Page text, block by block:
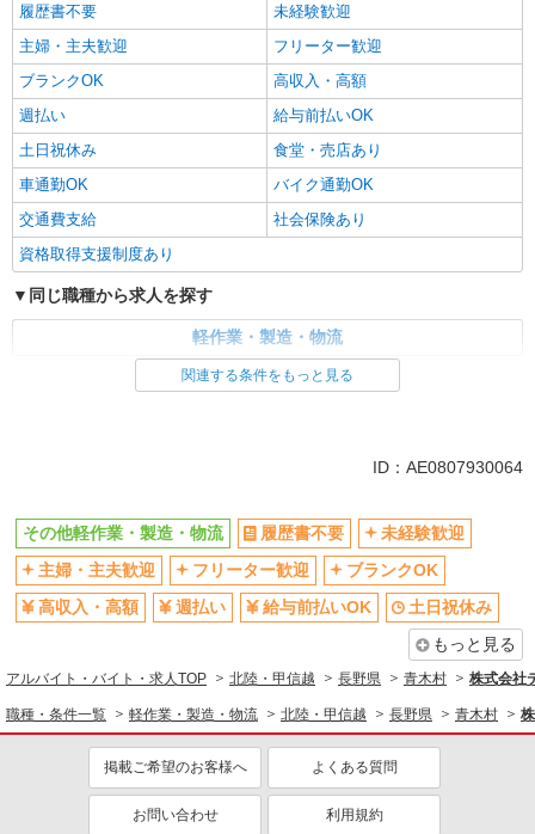
履歴書不要
未経験歓迎
主婦・主夫歓迎
フリーター歓迎
ブランクOK
高収入・高額
週払い
給与前払いOK
土日祝休み
食堂・売店あり
車通勤OK
バイク通勤OK
交通費支給
社会保険あり
資格取得支援制度あり
同じ職種から求人を探す
軽作業・製造・物流
同じ特徴から求人を探す関連する条件をもっと見る
ID：AE0807930064
その他軽作業・製造・物流 履歴書不要
未経験歓迎
主婦・主夫歓迎
フリーター歓迎
ブランクOK
高収入・高額
週払い 給与前払いOK
土日祝休み
もっと見る
アルバイト・バイト・求人TOP 北陸・甲信越 長野県 青木村 株式会社
職種・条件一覧 軽作業・製造・物流 北陸・甲信越 長野県 青木村
掲載ご希望のお客様へ よくある質問
お問い合わせ 利用規約